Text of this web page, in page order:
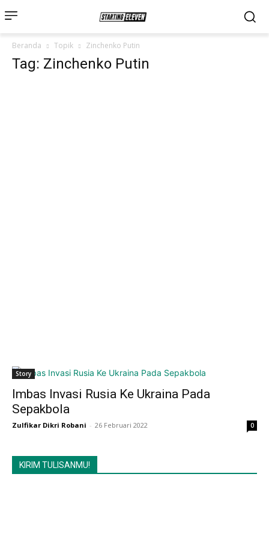
Beranda Topik Zinchenko Putin
Tag: Zinchenko Putin
Story
Imbas Invasi Rusia Ke Ukraina Pada
Sepakbola
Zulfikar Dikri Robani - 26 Februari 2022 0
KIRIM TULISANMU!